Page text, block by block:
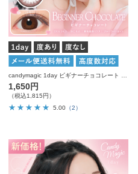
candymagic 1day ビギナーチョコレート 10枚入り キャンディーマジック カラコン
1,650円
（税込1,815円）
5.00 （2）